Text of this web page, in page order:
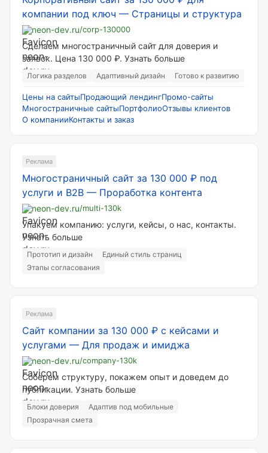
компании под ключ — Страницы и структура
neon-dev.ru/corp-130000
Сделаем многостраничный сайт для доверия и
заявок. Цена 130 000 ₽. Узнать больше
Логика разделов Адаптивный дизайн Готово к развитию
Цены на сайтыПродающий лендингПромо-сайты
Многостраничные сайтыПортфолиоОтзывы клиентов
О компанииКонтакты и заказ
Реклама
Многостраничный сайт за 130 000 ₽ под
услуги и B2B — Проработка контента
neon-dev.ru/multi-130k
Упакуем компанию: услуги, кейсы, о нас, контакты.
Узнать больше
Прототип и дизайн
Единый стиль страниц
Этапы согласования
Реклама
Сайт компании за 130 000 ₽ с кейсами и
услугами — Для продаж и имиджа
neon-dev.ru/company-130k
Соберем структуру, покажем опыт и доведем до
публикации. Узнать больше
Блоки доверия
Адаптив под мобильные
Прозрачная смета